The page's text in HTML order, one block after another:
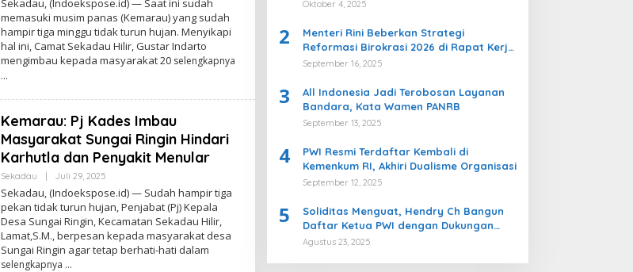
E
H
A
D
M
I
Sekadau, (Indoekspose.id) — Saat ini sudah
memasuki musim panas (Kemarau) yang sudah
hampir tiga minggu tidak turun hujan. Menyikapi
hal ini, Camat Sekadau Hilir, Gustar Indarto
mengimbau kepada masyarakat 20 selengkapnya
Kemarau: Pj Kades Imbau
Masyarakat Sungai Ringin Hindari
Karhutla dan Penyakit Menular
Sekadau Juli 29, 2025
E
H
A
D
M
I
Sekadau, (Indoekspose.id) — Sudah hampir tiga
pekan tidak turun hujan, Penjabat (Pj) Kepala
Desa Sungai Ringin, Kecamatan Sekadau Hilir,
Lamat,S.M., berpesan kepada masyarakat desa
Sungai Ringin agar tetap berhati-hati dalam
selengkapnya
Oktober 4, 2025
2
Menteri Rini Beberkan Strategi
Reformasi Birokrasi 2026 di Rapat Kerja
Komisi II DPR
September 16, 2025
3
All Indonesia Jadi Terobosan Layanan
Bandara, Kata Wamen PANRB
September 13, 2025
4
PWI Resmi Terdaftar Kembali di
Kemenkum RI, Akhiri Dualisme Organisasi
September 12, 2025
5
Soliditas Menguat, Hendry Ch Bangun
Daftar Ketua PWI dengan Dukungan
Kuat ke Kongres Persatuan PWI
Agustus 23, 2025